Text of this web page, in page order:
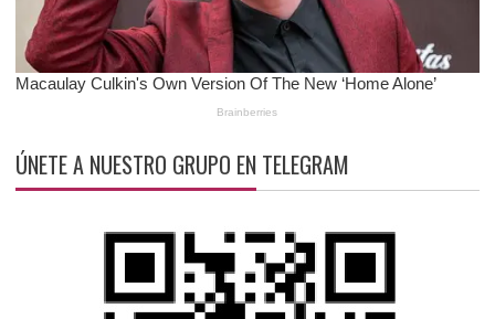
ÚNETE A NUESTRO GRUPO EN TELEGRAM